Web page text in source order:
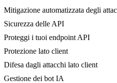
Mitigazione automatizzata degli
Sicurezza delle API
Proteggi i tuoi endpoint API
Protezione lato client
Difesa dagli attacchi lato client
Gestione dei bot IA